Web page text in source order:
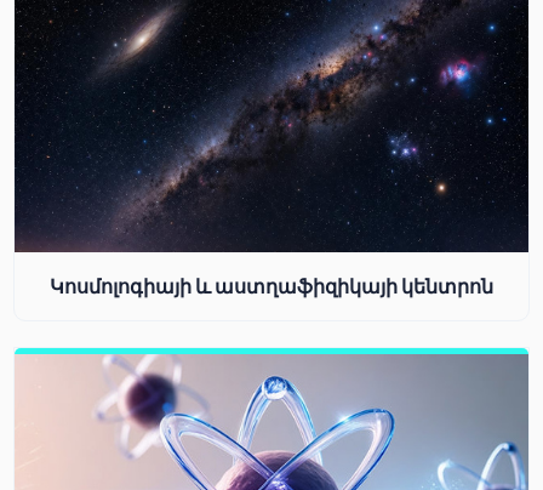
Կոսմոլոգիայի և աստղաֆիզիկայի կենտրոն